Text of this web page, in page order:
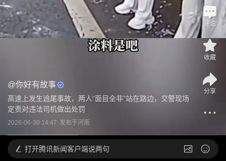
@你好有故事
高速上发生追尾事故，两人“面目全非”站在路边，交警现场
定责对违法司机做出处罚
2026-06-30 14:47 发布于河南
评论
收藏
分享
打开腾讯新闻客户端说两句